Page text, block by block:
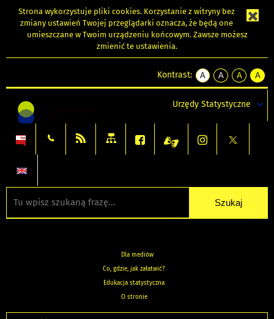
Strona wykorzystuje pliki cookies. Korzystanie z witryny bez
zmiany ustawień Twojej przeglądarki oznacza, że będą one
umieszczane w Twoim urządzeniu końcowym. Zawsze możesz
zmienić te ustawienia.
Kontrast:
A
kontrast
A
kontrast
tekst
czarnym
A
kontrast
tekst
czarnym
A
tekst
żółtym
Urzędy Statystyczne
Dla mediów
Co, gdzie, jak załatwić?
Edukacja statystyczna
O stronie